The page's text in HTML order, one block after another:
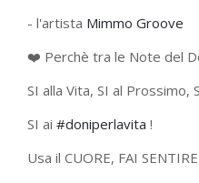
- l'artista Mimmo Groove
❤️ Perchè tra le Note del
SI alla Vita, SI al Prossimo,
SI ai #doniperlavita !
Usa il CUORE, FAI